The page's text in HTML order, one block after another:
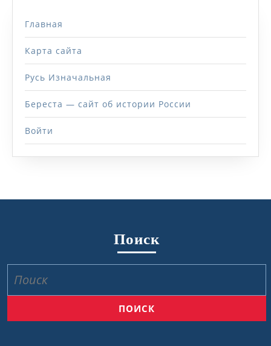
Главная
Карта сайта
Русь Изначальная
Береста — сайт об истории России
Войти
Поиск